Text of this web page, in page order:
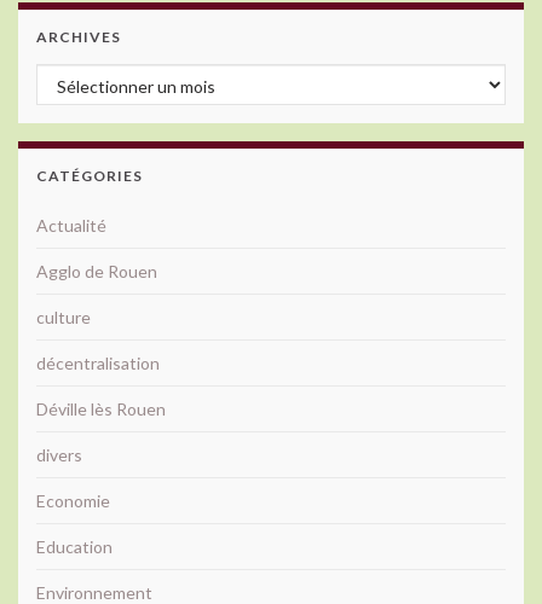
ARCHIVES
Archives
CATÉGORIES
Actualité
Agglo de Rouen
culture
décentralisation
Déville lès Rouen
divers
Economie
Education
Environnement